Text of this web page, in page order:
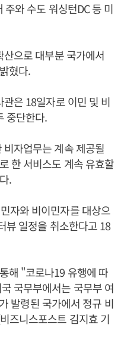
와 수도 워싱턴DC 등 미
으로 대부분 국가에서
혔다.
은 18일자로 이민 및 비
중단한다.
자업무는 계속 제공될
한 서비스도 계속 유효할
.
자와 비이민자를 대상으
뷰 일정을 취소한다고 18
해 "코로나19 유행에 따
국무부에서는 국무부 여
발령된 국가에서 정규 비
즈니스포스트 김지효 기